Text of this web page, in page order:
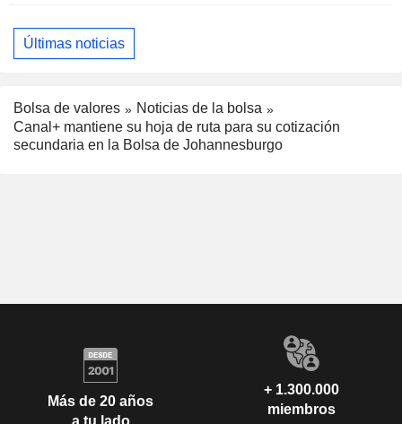
Últimas noticias
Bolsa de valores
Noticias de la bolsa
Canal+ mantiene su hoja de ruta para su cotización
secundaria en la Bolsa de Johannesburgo
Más de 20 años
a tu lado
+ 1.300.000
miembros